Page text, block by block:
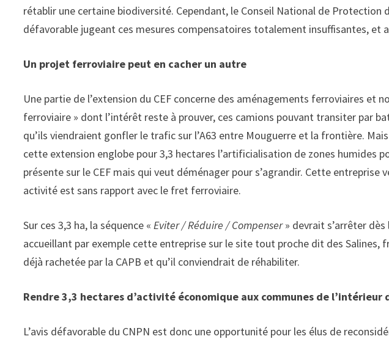
rétablir une certaine biodiversité. Cependant, le Conseil National de Protection
défavorable jugeant ces mesures compensatoires totalement insuffisantes, et
Un projet ferroviaire peut en cacher un autre
Une partie de l’extension du CEF concerne des aménagements ferroviaires et
ferroviaire » dont l’intérêt reste à prouver, ces camions pouvant transiter par
qu’ils viendraient gonfler le trafic sur l’A63 entre Mouguerre et la frontière.
cette extension englobe pour 3,3 hectares l’artificialisation de zones humides
présente sur le CEF mais qui veut déménager pour s’agrandir. Cette entreprise
activité est sans rapport avec le fret ferroviaire.
Sur ces 3,3 ha, la séquence « Eviter / Réduire / Compenser» devrait s’arrêter
accueillant par exemple cette entreprise sur le site tout proche dit des Salines,
déjà rachetée par la CAPB et qu’il conviendrait de réhabiliter.
Rendre 3,3 hectares d’activité économique aux communes de l’intérieur
L’avis défavorable du CNPN est donc une opportunité pour les élus de